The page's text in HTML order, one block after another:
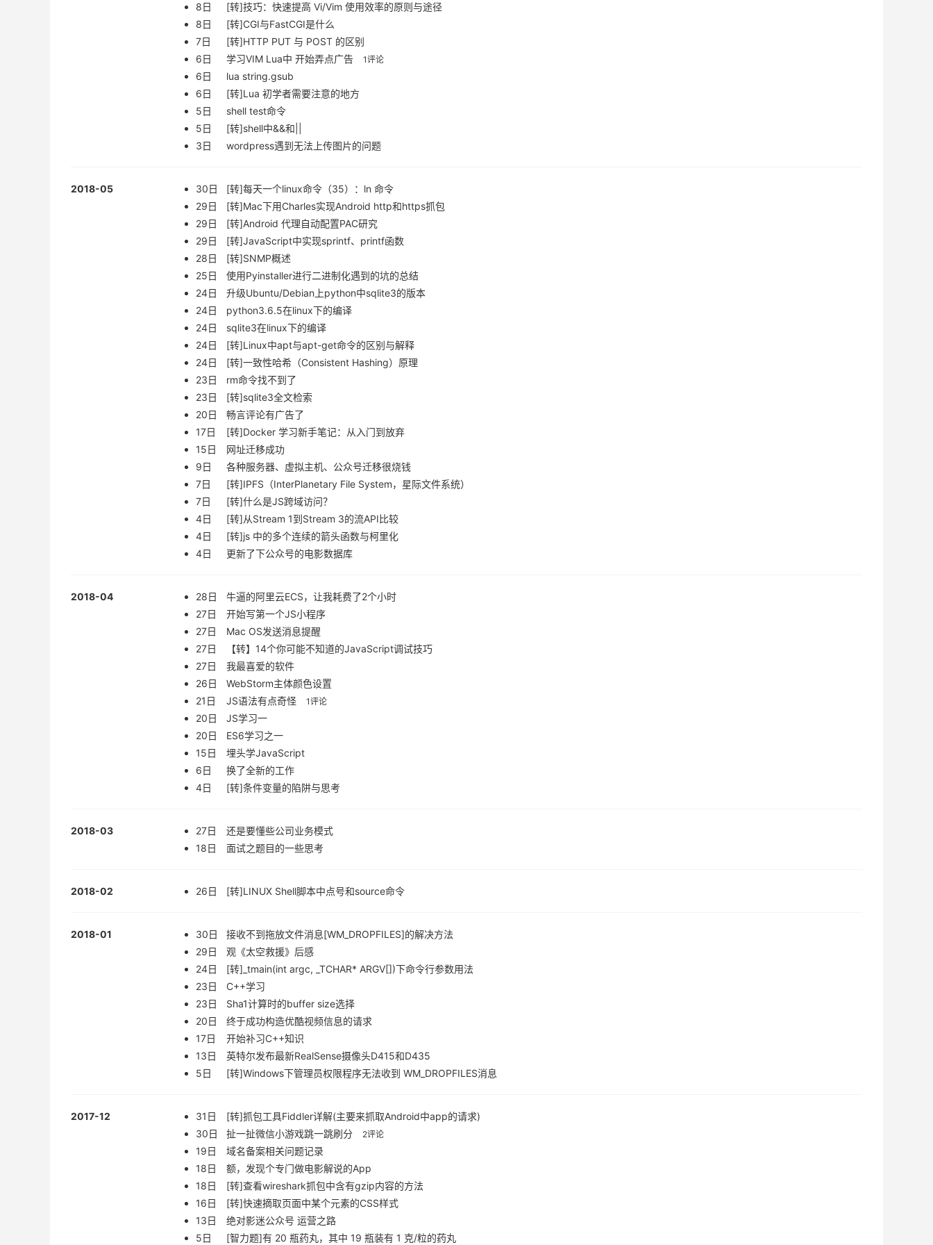
8日
[转]技巧：快速提高 Vi/Vim 使用效率的原则与途径
8日
[转]CGI与FastCGI是什么
7日
[转]HTTP PUT 与 POST 的区别
6日
学习VIM Lua中 开始弄点广告 1评论
6日
lua string.gsub
6日
[转]Lua 初学者需要注意的地方
5日
shell test命令
5日
[转]shell中&&和||
3日
wordpress遇到无法上传图片的问题
2018-05 30日
[转]每天一个linux命令（35）：ln 命令
29日
[转]Mac下用Charles实现Android http和https抓包
29日
[转]Android 代理自动配置PAC研究
29日
[转]JavaScript中实现sprintf、printf函数
28日
[转]SNMP概述
25日
使用Pyinstaller进行二进制化遇到的坑的总结
24日
升级Ubuntu/Debian上python中sqlite3的版本
24日
python3.6.5在linux下的编译
24日
sqlite3在linux下的编译
24日
[转]Linux中apt与apt-get命令的区别与解释
24日
[转]一致性哈希（Consistent Hashing）原理
23日
rm命令找不到了
23日
[转]sqlite3全文检索
20日
畅言评论有广告了
17日
[转]Docker 学习新手笔记：从入门到放弃
15日
网址迁移成功
9日
各种服务器、虚拟主机、公众号迁移很烧钱
7日
[转]IPFS（InterPlanetary File System，星际文件系统）
7日
[转]什么是JS跨域访问？
4日
[转]从Stream 1到Stream 3的流API比较
4日
[转]js 中的多个连续的箭头函数与柯里化
4日
更新了下公众号的电影数据库
2018-04 28日
牛逼的阿里云ECS，让我耗费了2个小时
27日
开始写第一个JS小程序
27日
Mac OS发送消息提醒
27日
【转】14个你可能不知道的JavaScript调试技巧
27日
我最喜爱的软件
26日
WebStorm主体颜色设置
21日
JS语法有点奇怪 1评论
20日
JS学习一
20日
ES6学习之一
15日
埋头学JavaScript
6日
换了全新的工作
4日
[转]条件变量的陷阱与思考
2018-03 27日
还是要懂些公司业务模式
18日
面试之题目的一些思考
2018-02 26日 [转]LINUX Shell脚本中点号和source命令
2018-01 30日
接收不到拖放文件消息[WM_DROPFILES]的解决方法
29日
观《太空救援》后感
24日
[转]_tmain(int argc, _TCHAR* ARGV[])下命令行参数用法
23日
C++学习
23日
Sha1计算时的buffer size选择
20日
终于成功构造优酷视频信息的请求
17日
开始补习C++知识
13日
英特尔发布最新RealSense摄像头D415和D435
5日
[转]Windows下管理员权限程序无法收到 WM_DROPFILES消息
2017-12 31日
[转]抓包工具Fiddler详解(主要来抓取Android中app的请求)
30日
扯一扯微信小游戏跳一跳刷分 2评论
19日
域名备案相关问题记录
18日
额，发现个专门做电影解说的App
18日
[转]查看wireshark抓包中含有gzip内容的方法
16日
[转]快速摘取页面中某个元素的CSS样式
13日
绝对影迷公众号 运营之路
5日
[智力题]有 20 瓶药丸，其中 19 瓶装有 1 克/粒的药丸